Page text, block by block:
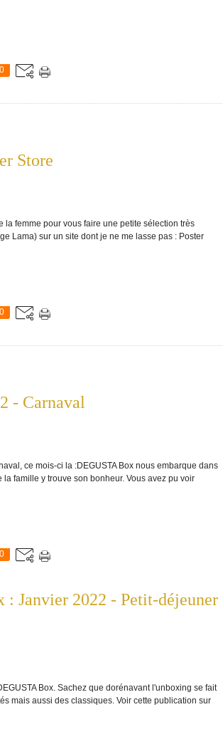
0
Store
femme pour vous faire une petite sélection très
Lama) sur un site dont je ne me lasse pas : Poster
0
- Carnaval
ce mois-ci la :DEGUSTA Box nous embarque dans
famille y trouve son bonheur. Vous avez pu voir
0
Janvier 2022 - Petit-déjeuner
Box. Sachez que dorénavant l'unboxing se fait
mais aussi des classiques. Voir cette publication sur